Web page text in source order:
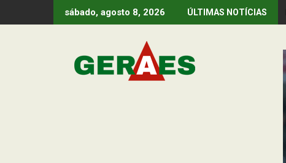
to
sábado, agosto 8, 2026 ÚLTIMAS NOTÍCIAS